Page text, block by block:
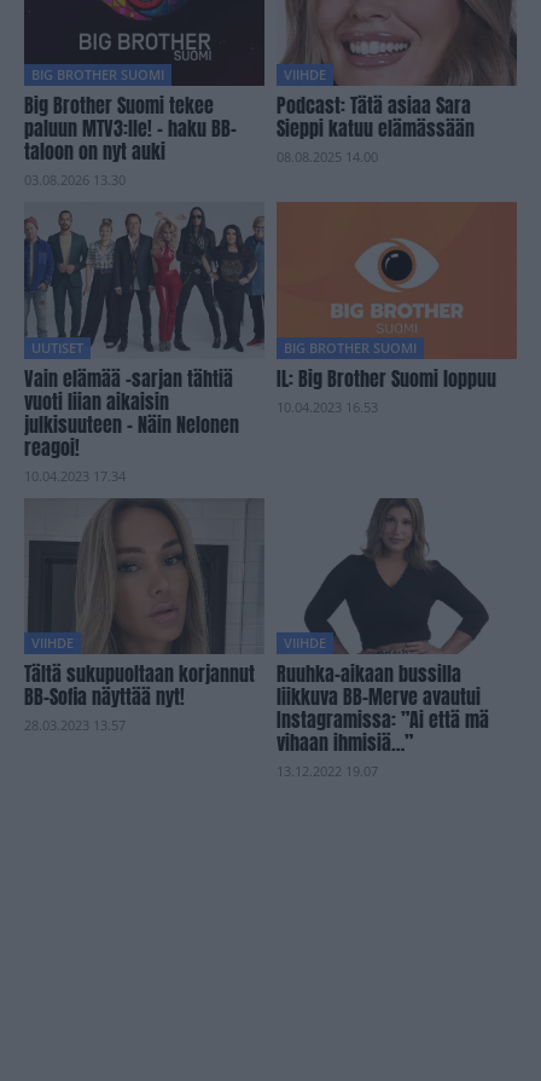
BIG BROTHER SUOMI
Big Brother Suomi tekee
paluun MTV3:lle! – haku BB-
taloon on nyt auki
03.08.2026 13.30
VIIHDE
Podcast: Tätä asiaa Sara
Sieppi katuu elämässään
08.08.2025 14.00
UUTISET
Vain elämää -sarjan tähtiä
vuoti liian aikaisin
julkisuuteen – Näin Nelonen
reagoi!
10.04.2023 17.34
BIG BROTHER SUOMI
IL: Big Brother Suomi loppuu
10.04.2023 16.53
VIIHDE
Tältä sukupuoltaan korjannut
BB-Sofia näyttää nyt!
28.03.2023 13.57
VIIHDE
Ruuhka-aikaan bussilla
liikkuva BB-Merve avautui
Instagramissa: ”Ai että mä
vihaan ihmisiä…”
13.12.2022 19.07